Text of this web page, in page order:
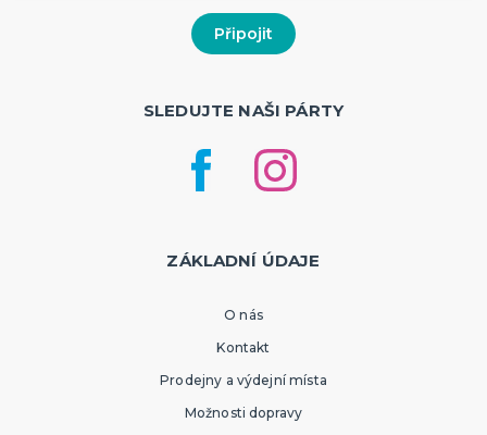
SLEDUJTE NAŠI PÁRTY
ZÁKLADNÍ ÚDAJE
O nás
Kontakt
Prodejny a výdejní místa
Možnosti dopravy